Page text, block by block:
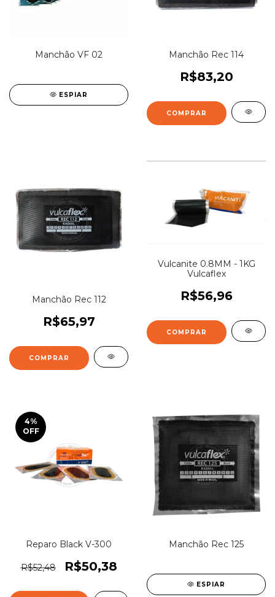
Manchão VF 02
ESPIAR
Manchão Rec 114
R$83,20
Manchão Rec 112
R$65,97
Vulcanite 0.8MM - 1KG
Vulcaflex
R$56,96
4%
OFF
Reparo Black V-300
R$52,48 R$50,38
Manchão Rec 125
ESPIAR